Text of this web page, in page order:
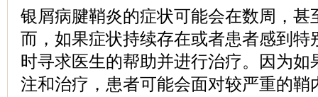
银屑病腱鞘炎的症状可能会在数周，甚
而，如果症状持续存在或者患者感到特
时寻求医生的帮助并进行治疗。因为如
注和治疗，患者可能会面对较严重的鞘